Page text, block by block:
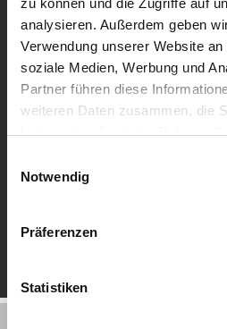
analysieren. Außerdem geben
Verwendung unserer Website
soziale Medien, Werbung und
Partner führen diese
weiteren Daten zusammen, die
haben oder die sie im Rahmen
Notwendig
Präferenzen
Statistiken